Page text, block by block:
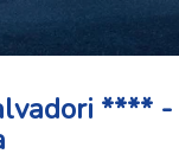
**** -